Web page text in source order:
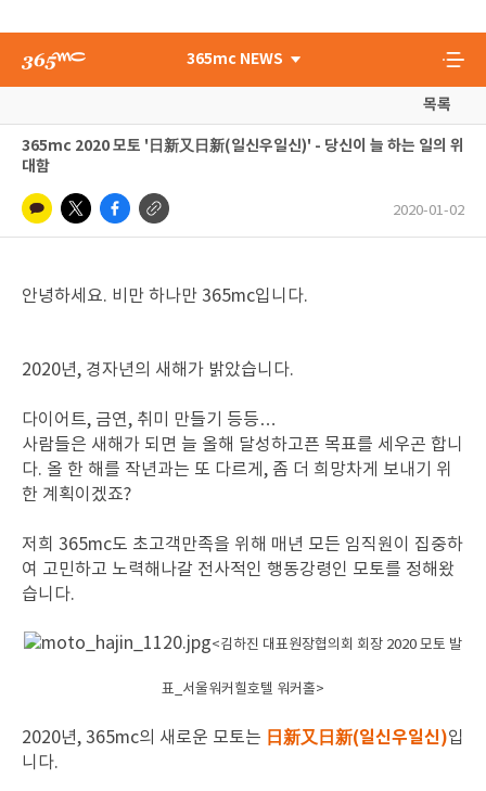
365mc NEWS
목록
365mc 2020 모토 '日新又日新(일신우일신)' - 당신이 늘 하는 일의 위
대함
2020-01-02
안녕하세요. 비만 하나만 365mc입니다.
2020년, 경자년의 새해가 밝았습니다.
다이어트, 금연, 취미 만들기 등등…
사람들은 새해가 되면 늘 올해 달성하고픈 목표를 세우곤 합니
다. 올 한 해를 작년과는 또 다르게, 좀 더 희망차게 보내기 위
한 계획이겠죠?
저희 365mc도 초고객만족을 위해 매년 모든 임직원이 집중하
여 고민하고 노력해나갈 전사적인 행동강령인 모토를 정해왔
습니다.
<김하진 대표원장협의회 회장 2020 모토 발
표_서울워커힐호텔 워커홀>
2020년, 365mc의 새로운 모토는 日新又日新(일신우일신)입
니다.